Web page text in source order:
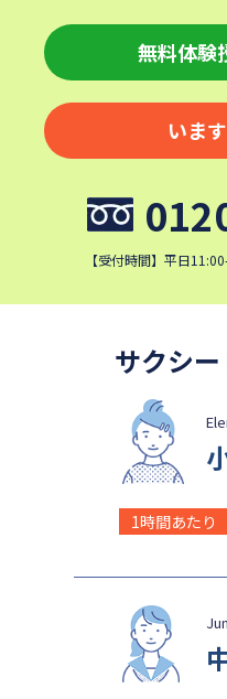
中央大学附属中学校
大阪桐蔭中学校
国府台女子学院中学部
青稜中学校
麗澤中学校
成蹊中学校
かえつ有明中学校
清泉女学院中学校
鎌倉女学院中学校
佐久長聖中学校
無料体験
いま
【受付時間】平日
サクシ
1時間あたり